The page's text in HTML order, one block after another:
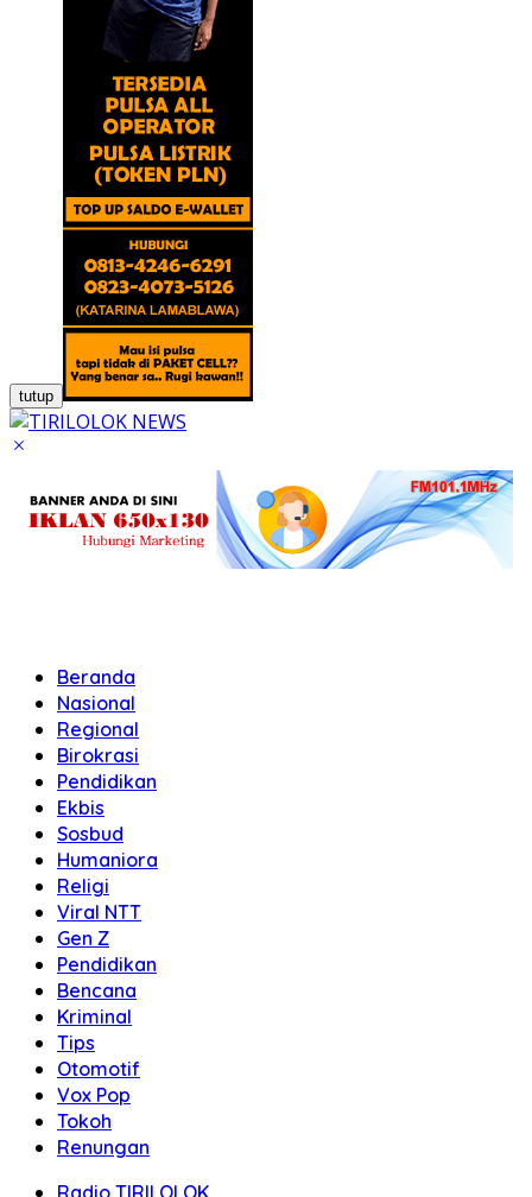
tutup
Beranda
Nasional
Regional
Birokrasi
Pendidikan
Ekbis
Sosbud
Humaniora
Religi
Viral NTT
Gen Z
Pendidikan
Bencana
Kriminal
Tips
Otomotif
Vox Pop
Tokoh
Renungan
Radio TIRILOLOK